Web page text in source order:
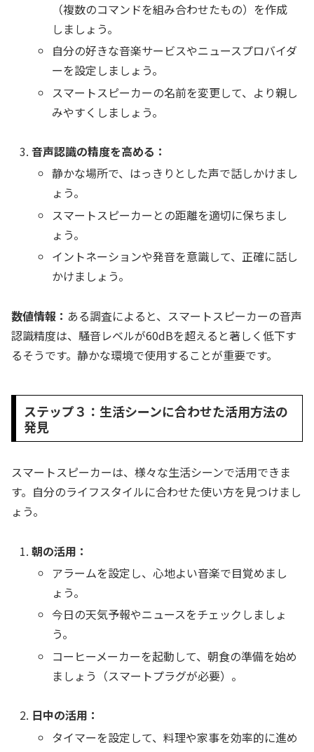
（複数のコマンドを組み合わせたもの）を作成
しましょう。
自分の好きな音楽サービスやニュースプロバイダ
ーを設定しましょう。
スマートスピーカーの名前を変更して、より親し
みやすくしましょう。
音声認識の精度を高める：
静かな場所で、はっきりとした声で話しかけまし
ょう。
スマートスピーカーとの距離を適切に保ちまし
ょう。
イントネーションや発音を意識して、正確に話し
かけましょう。
数値情報： ある調査によると、スマートスピーカーの音声
認識精度は、騒音レベルが60dBを超えると著しく低下す
るそうです。静かな環境で使用することが重要です。
ステップ３：生活シーンに合わせた活用方法の
発見
スマートスピーカーは、様々な生活シーンで活用できま
す。自分のライフスタイルに合わせた使い方を見つけまし
ょう。
朝の活用：
アラームを設定し、心地よい音楽で目覚めまし
ょう。
今日の天気予報やニュースをチェックしましょ
う。
コーヒーメーカーを起動して、朝食の準備を始め
ましょう（スマートプラグが必要）。
日中の活用：
タイマーを設定して、料理や家事を効率的に進め